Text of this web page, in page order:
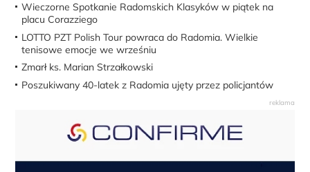
Wieczorne Spotkanie Radomskich Klasyków w piątek na
placu Corazziego
LOTTO PZT Polish Tour powraca do Radomia. Wielkie
tenisowe emocje we wrześniu
Zmarł ks. Marian Strzałkowski
Poszukiwany 40-latek z Radomia ujęty przez policjantów